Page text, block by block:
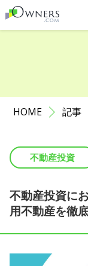
会員登録がお済
お知らせ
サポート
初めての方
お問い合わ
利用規約等
HOME 記事
不動産投資
不動産投資に
用不動産を徹